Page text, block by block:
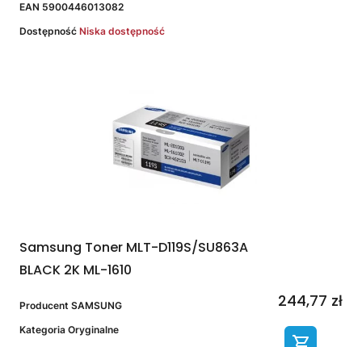
EAN 5900446013082
Dostępność Niska dostępność
Samsung Toner MLT-D119S/SU863A
BLACK 2K ML-1610
Producent SAMSUNG
Kategoria Oryginalne
244,77 zł